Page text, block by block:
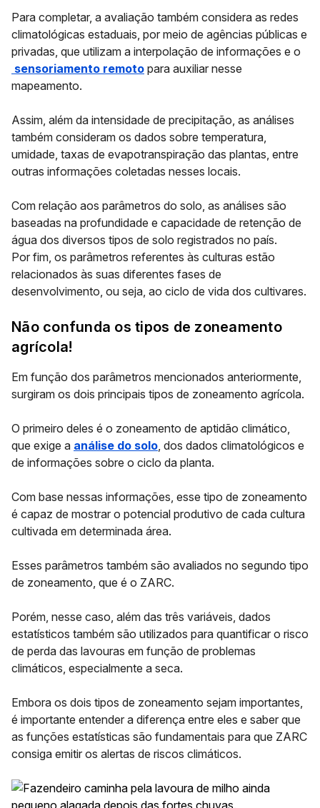
Para completar, a avaliação também considera as redes
climatológicas estaduais, por meio de agências públicas e
privadas, que utilizam a interpolação de informações e o
sensoriamento remoto para auxiliar nesse
mapeamento.
Assim, além da intensidade de precipitação, as análises
também consideram os dados sobre temperatura,
umidade, taxas de evapotranspiração das plantas, entre
outras informações coletadas nesses locais.
Com relação aos parâmetros do solo, as análises são
baseadas na profundidade e capacidade de retenção de
água dos diversos tipos de solo registrados no país.
Por fim, os parâmetros referentes às culturas estão
relacionados às suas diferentes fases de
desenvolvimento, ou seja, ao ciclo de vida dos cultivares.
Não confunda os tipos de zoneamento
agrícola!
Em função dos parâmetros mencionados anteriormente,
surgiram os dois principais tipos de zoneamento agrícola.
O primeiro deles é o zoneamento de aptidão climático,
que exige a análise do solo, dos dados climatológicos e
de informações sobre o ciclo da planta.
Com base nessas informações, esse tipo de zoneamento
é capaz de mostrar o potencial produtivo de cada cultura
cultivada em determinada área.
Esses parâmetros também são avaliados no segundo tipo
de zoneamento, que é o ZARC.
Porém, nesse caso, além das três variáveis, dados
estatísticos também são utilizados para quantificar o risco
de perda das lavouras em função de problemas
climáticos, especialmente a seca.
Embora os dois tipos de zoneamento sejam importantes,
é importante entender a diferença entre eles e saber que
as funções estatísticas são fundamentais para que ZARC
consiga emitir os alertas de riscos climáticos.